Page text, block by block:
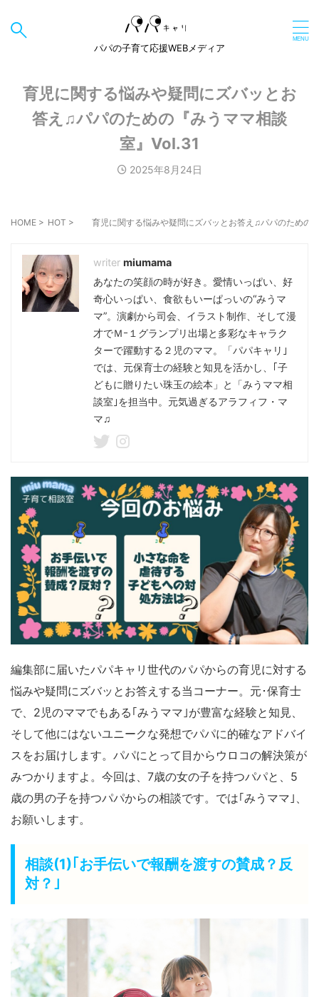
パパの子育て応援WEBメディア
育児に関する悩みや疑問にズバッとお
答え♫パパのための『みうママ相談
室』Vol.31
2025年8月24日
HOME > HOT > 育児に関する悩みや疑問にズバッとお答え♫パパのための
miumama
あなたの笑顔の時が好き。愛情いっぱい、好
奇心いっぱい、食欲もいーぱっいの“みうマ
マ”。演劇から司会、イラスト制作、そして漫
才でＭｰ１グランプリ出場と多彩なキャラク
ターで躍動する２児のママ。「パパキャリ｣
では、元保育士の経験と知見を活かし、｢子
どもに贈りたい珠玉の絵本」と「みうママ相
談室｣を担当中。元気過ぎるアラフィフ・マ
マ♫
編集部に届いたパパキャリ世代のパパからの育児に対する
悩みや疑問にズバッとお答えする当コーナー。元･保育士
で、2児のママでもある｢みうママ｣が豊富な経験と知見、
そして他にはないユニークな発想でパパに的確なアドバイ
スをお届けします。パパにとって目からウロコの解決策が
みつかりますよ。今回は、7歳の女の子を持つパパと、5
歳の男の子を持つパパからの相談です。では｢みうママ｣、
お願いします。
相談(1)｢お手伝いで報酬を渡すの賛成？反
対？｣